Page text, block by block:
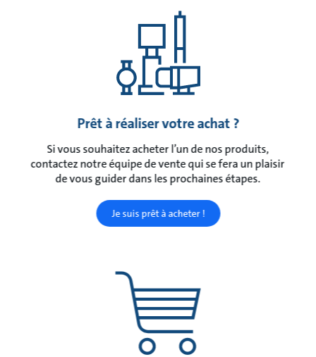
Prêt à réaliser votre achat ?
Si vous souhaitez acheter l’un de nos produits,
contactez notre équipe de vente qui se fera un plaisir
de vous guider dans les prochaines étapes.
Je suis prêt à acheter !